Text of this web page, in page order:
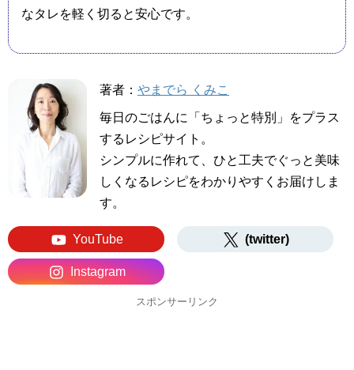
なタレを軽く切ると安心です。
著者： やまでら くみこ
毎日のごはんに「ちょっと特別」をプラス
するレシピサイト。
シンプルに作れて、ひと工夫でぐっと美味
しくなるレシピをわかりやすくお届けしま
す。
YouTube (twitter)
Instagram
スポンサーリンク